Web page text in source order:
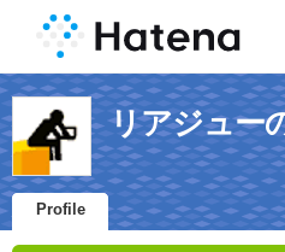
リアジュー
Profile